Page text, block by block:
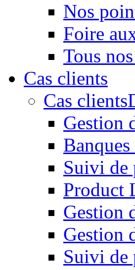
Nos
Foire
Tous
Cas clients
Cas clients
Gestion
Suivi de
Product
Gestion
Gestion
Suivi de